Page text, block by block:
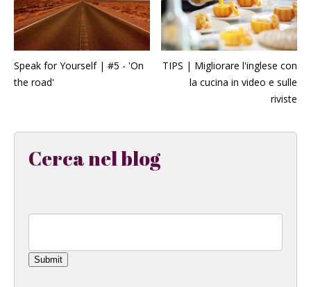
Speak for Yourself | #5 - 'On
the road'
TIPS | Migliorare l'inglese con
la cucina in video e sulle
riviste
Cerca nel blog
Submit